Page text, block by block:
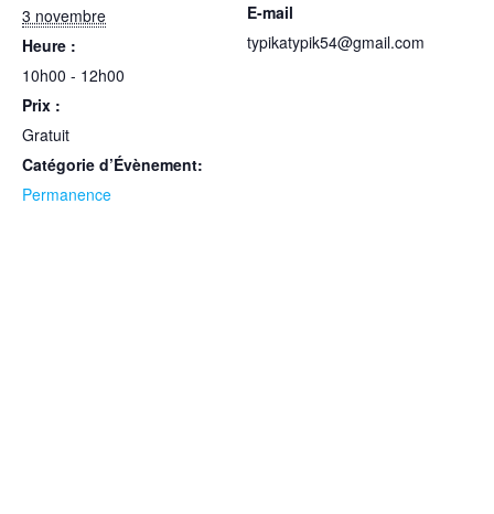
3 novembre
Heure :
10h00 - 12h00
Prix :
Gratuit
Catégorie d’Évènement:
Permanence
E-mail
typikatypik54@gmail.com